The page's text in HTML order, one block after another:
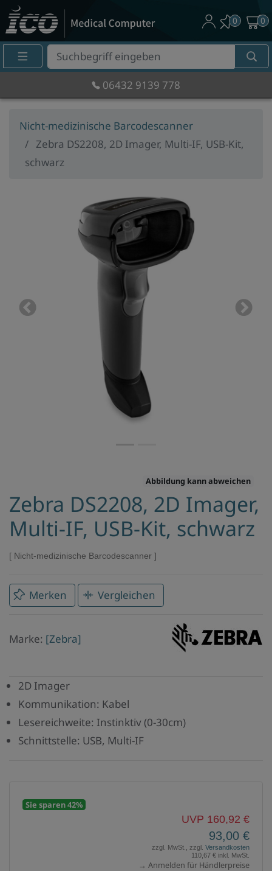
Suche
Eingabefeld
0 0
06432 9139 778
Nicht-medizinische Barcodescanner
Zebra DS2208, 2D Imager, Multi-IF, USB-Kit,
schwarz
Previous Next
Abbildung kann abweichen
Zebra DS2208, 2D Imager,
Multi-IF, USB-Kit, schwarz
Nicht-medizinische Barcodescanner
Merken Vergleichen
Marke: [Zebra]
Marke
Zebra
2D Imager
Kommunikation: Kabel
Lesereichweite: Instinktiv (0-30cm)
Schnittstelle: USB, Multi-IF
Sie sparen 42%
UVP 160,92 €
93,00 €
zzgl. MwSt., zzgl. Versandkosten
110,67 € inkl. MwSt.
→ Anmelden für Händlerpreise